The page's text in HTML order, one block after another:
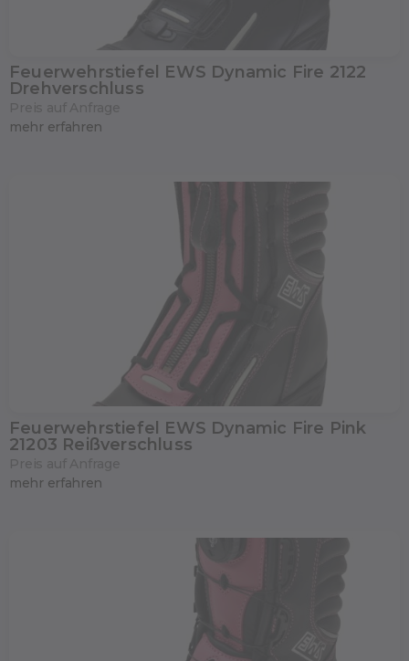
Feuerwehrstiefel EWS Dynamic Fire 2122
Drehverschluss
mehr erfahren
Feuerwehrstiefel EWS Dynamic Fire Pink
21203 Reißverschluss
mehr erfahren